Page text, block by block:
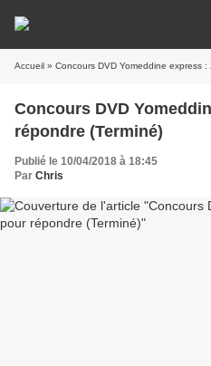
Accueil » Concours DVD Yomeddine express
Concours DVD
répondre (Terminé)
Publié le 10/04/2018 à 18:45
Par Chris